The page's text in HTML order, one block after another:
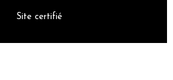
Site certifié